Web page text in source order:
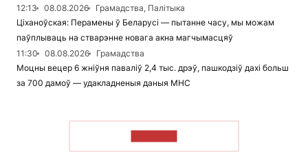
12:13
08.08.2026
Грамадства, Палітыка
Ціханоўская: Перамены ў Беларусі — пытанне часу, мы можам
паўплываць на стварэнне новага акна магчымасцяў
11:30
08.08.2026
Грамадства
Моцны вецер 6 жніўня паваліў 2,4 тыс. дрэў, пашкодзіў дахі больш
за 700 дамоў — удакладненыя даныя МНС